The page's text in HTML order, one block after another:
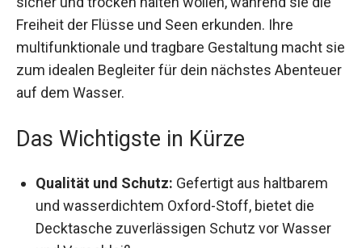
während sie die Freiheit der Flüsse und Seen
erkunden. Ihre multifunktionale und tragbare
Gestaltung macht sie zum idealen Begleiter für
dein nächstes Abenteuer auf dem Wasser.
Das Wichtigste in Kürze
und wasserdichtem Oxford-Stoff, bietet die
Decktasche zuverlässigen Schutz vor Wasser
und Verschleiß.